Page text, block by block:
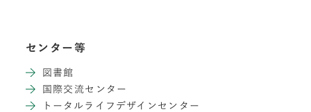
センター等
図書館
国際交流センター
トータルライフデザインセンター